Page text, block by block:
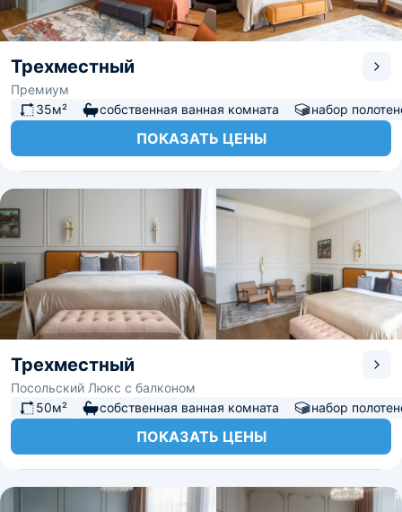
Трехместный
Премиум
35м²
собственная ванная комната набор
ПОКАЗАТЬ ЦЕНЫ
Трехместный
Посольский Люкс с балконом
50м²
собственная ванная комната набор
ПОКАЗАТЬ ЦЕНЫ